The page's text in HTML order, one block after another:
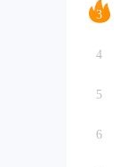
3
4
5
6